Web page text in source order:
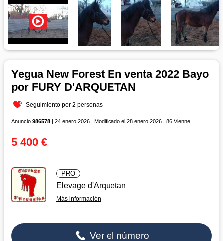
Yegua New Forest En venta 2022 Bayo
por FURY D'ARQUETAN
Seguimiento por 2 personas
Anuncio 986578 | 24 enero 2026 | Modificado el 28 enero 2026 | 86 Vienne
5 400 €
PRO
Elevage d'Arquetan
Más información
Ver el número